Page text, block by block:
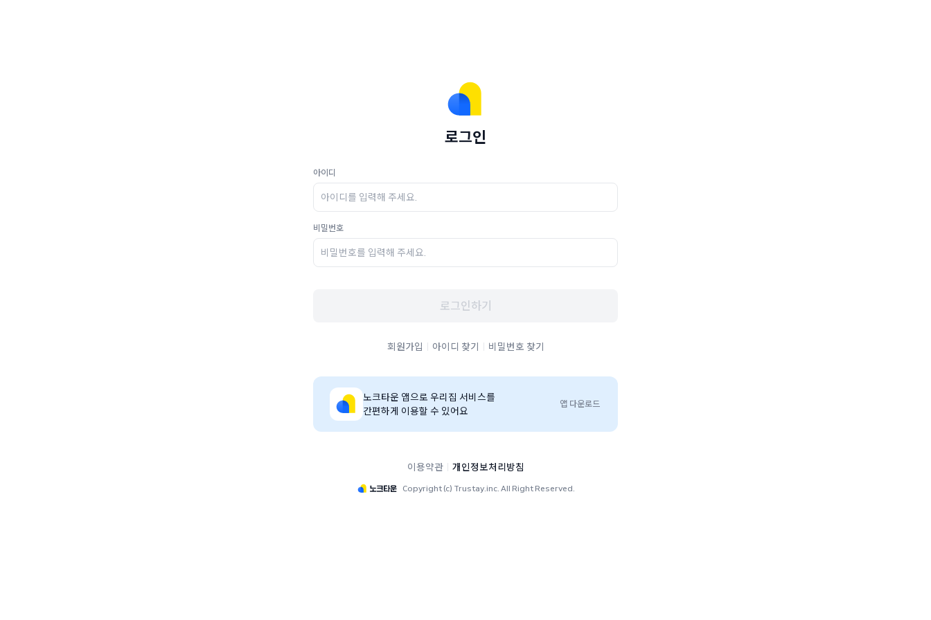
로그인
아이디
비밀번호
로그인하기
회원가입 아이디 찾기 비밀번호 찾기
노크타운 앱으로 우리집 서비스를
간편하게 이용할 수 있어요
앱 다운로드
이용약관 개인정보처리방침
Copyright (c) Trustay.inc. All Right Reserved.